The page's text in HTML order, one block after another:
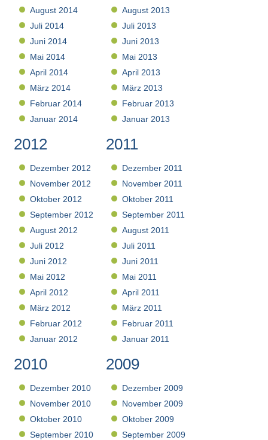
August 2014
Juli 2014
Juni 2014
Mai 2014
April 2014
März 2014
Februar 2014
Januar 2014
August 2013
Juli 2013
Juni 2013
Mai 2013
April 2013
März 2013
Februar 2013
Januar 2013
2012
Dezember 2012
November 2012
Oktober 2012
September 2012
August 2012
Juli 2012
Juni 2012
Mai 2012
April 2012
März 2012
Februar 2012
Januar 2012
2011
Dezember 2011
November 2011
Oktober 2011
September 2011
August 2011
Juli 2011
Juni 2011
Mai 2011
April 2011
März 2011
Februar 2011
Januar 2011
2010
Dezember 2010
November 2010
Oktober 2010
September 2010
2009
Dezember 2009
November 2009
Oktober 2009
September 2009